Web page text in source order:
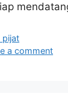
pijat
a comment